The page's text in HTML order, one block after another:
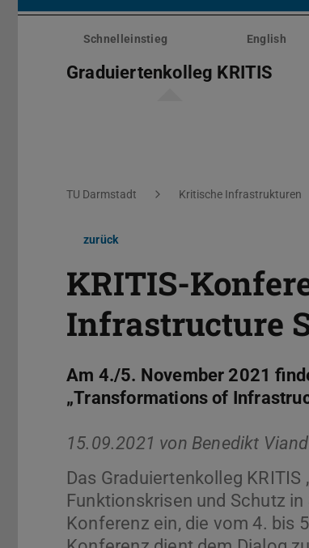
Menü
überspringenSchnelleinstieg English
Graduiertenkolleg KRITIS
Sie befinden sich hier:
TU Darmstadt Kritische Infrastrukturen
zurück
KRITIS-
Infrastructure
Am 4./5. November 2021
„Transformations of
15.09.2021 von Benedikt
Das Graduiertenkolleg
Funktionskrisen und Schutz
Konferenz ein, die vom 4. bis